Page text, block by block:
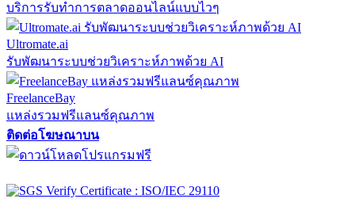
บริการรับทำการตลาดออนไลน์แบบไวๆ
Ultromate.ai
รับพัฒนาระบบช่วยวิเคราะห์ภาพด้วย AI
FreelanceBay
แหล่งรวมฟรีแลนซ์คุณภาพ
ติดต่อโฆษณาบน